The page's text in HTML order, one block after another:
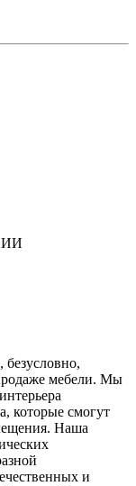
безусловно,
мебели. Мы
которые смогут
Наша
и